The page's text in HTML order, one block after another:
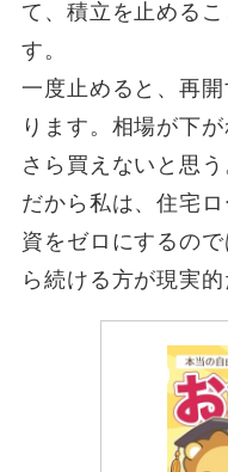
て、積立を止める
す。
一度止めると、再
ります。相場が下
さら買えないと思う
だから私は、住宅
資をゼロにするの
ら続ける方が現実